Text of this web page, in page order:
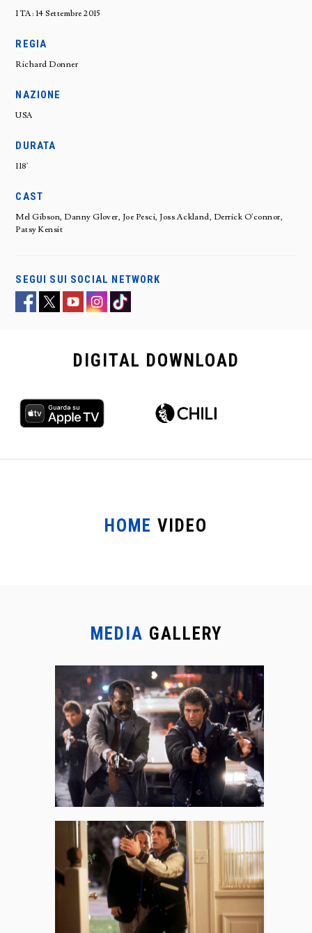
ITA: 14 Settembre 2015
REGIA
Richard Donner
NAZIONE
USA
DURATA
118'
CAST
Mel Gibson, Danny Glover, Joe Pesci, Joss Ackland, Derrick O'connor,
Patsy Kensit
SEGUI SUI SOCIAL NETWORK
DIGITAL DOWNLOAD
HOME VIDEO
MEDIA GALLERY